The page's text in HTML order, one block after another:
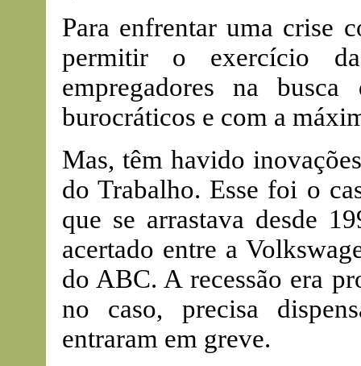
Para enfrentar uma crise
permitir o exercício
empregadores na busca
burocráticos e com a
Mas, têm havido
do Trabalho. Esse foi o
que se arrastava desde
acertado entre a
do ABC. A recessão era
no caso, precisa
entraram em greve.